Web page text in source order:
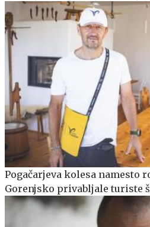
Pogačarjeva kolesa namesto
Gorenjsko privabljale turiste